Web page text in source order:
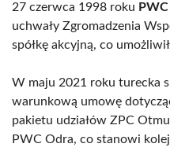
27 czerwca 1998 roku
uchwały Zgromadzenia
spółkę akcyjną, co
W maju 2021 roku turecka
warunkową umowę
pakietu udziałów ZPC
PWC Odra, co stanowi